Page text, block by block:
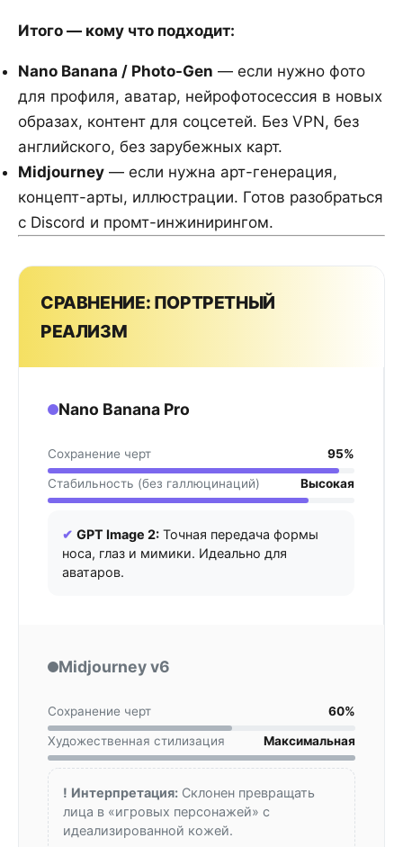
Итого — кому что подходит:
Nano Banana / Photo-Gen — если нужно фото
для профиля, аватар, нейрофотосессия в новых
образах, контент для соцсетей. Без VPN, без
английского, без зарубежных карт.
Midjourney — если нужна арт-генерация,
концепт-арты, иллюстрации. Готов разобраться
с Discord и промт-инжинирингом.
СРАВНЕНИЕ: ПОРТРЕТНЫЙ
РЕАЛИЗМ
Nano Banana Pro
Сохранение черт 95%
Стабильность (без галлюцинаций) Высокая
✔ GPT Image 2: Точная передача формы
носа, глаз и мимики. Идеально для
аватаров.
Midjourney v6
Сохранение черт 60%
Художественная стилизация Максимальная
! Интерпретация: Склонен превращать
лица в «игровых персонажей» с
идеализированной кожей.